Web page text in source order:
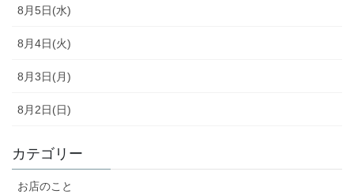
8月5日(水)
8月4日(火)
8月3日(月)
8月2日(日)
カテゴリー
お店のこと